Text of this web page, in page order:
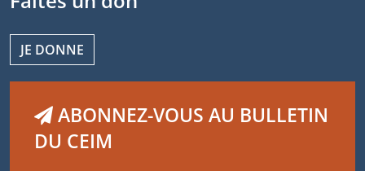
JE DONNE
ABONNEZ-VOUS AU BULLETIN
DU CEIM